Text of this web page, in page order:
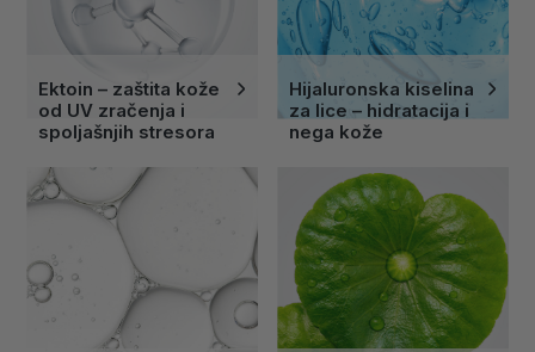
Ektoin – zaštita kože
od UV zračenja i
spoljašnjih stresora
Hijaluronska kiselina
za lice – hidratacija i
nega kože